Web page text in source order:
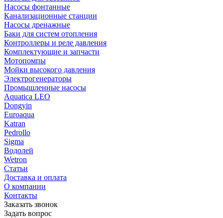
Насосы фонтанные
Канализационные станции
Насосы дренажные
Баки для систем отопления
Контроллеры и реле давления
Комплектующие и запчасти
Мотопомпы
Мойки высокого давления
Электрогенераторы
Промышленные насосы
Aquatica LEO
Dongyin
Euroaqua
Katran
Pedrollo
Sigma
Водолей
Wetron
Статьи
Доставка и оплата
О компании
Контакты
Заказать звонок
Задать вопрос